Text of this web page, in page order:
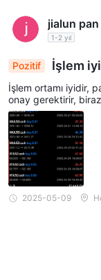
jialun pan
1-2 yıl
Pozitif İşlem
İşlem ortamı iyidir,
onay gerektirir,
2025-05-09